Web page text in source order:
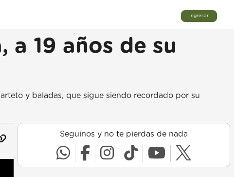
Ingresar
a 19 años de su
y baladas, que sigue siendo recordado por su
Seguinos y no te pierdas de nada